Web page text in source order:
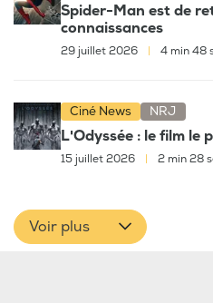
Spider-Man est de
connaissances
29 juillet 2026 4 min 48
Ciné News NRJ
L'Odyssée : le film le
15 juillet 2026 | 2 min 28
Voir plus